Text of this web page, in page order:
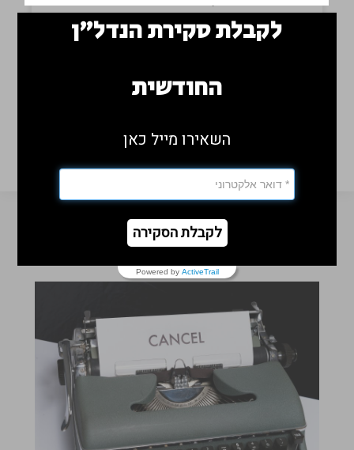
השאר תגובה
לקבלת סקירת הנדל"ן
החודשית
השאירו מייל כאן
לקבלת הסקירה
Powered by ActiveTrail